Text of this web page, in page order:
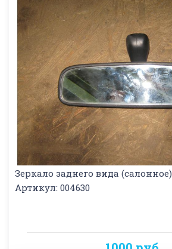
Зеркало заднего вида (салонное)
Артикул: 004630